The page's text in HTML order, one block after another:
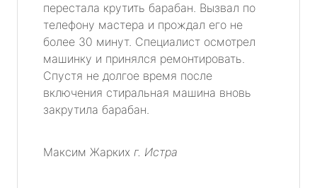
перестала крутить барабан. Вызвал по
телефону мастера и прождал его не
более 30 минут. Специалист осмотрел
машинку и принялся ремонтировать.
Спустя не долгое время после
включения стиральная машина вновь
закрутила барабан.
Максим Жарких г. Истра